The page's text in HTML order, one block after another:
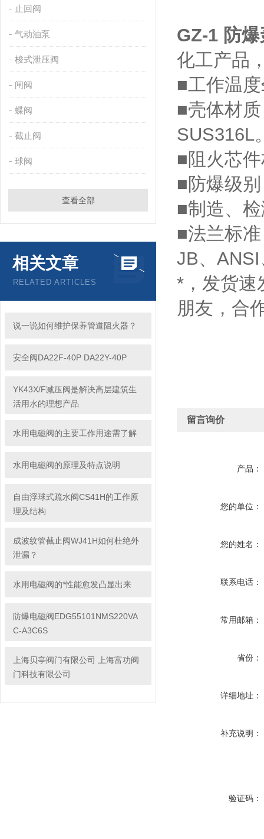
止回阀
气动油泵
梭式泄压阀
闸阀
蝶阀
截止阀
球阀
查看全部
相关文章
RELATED ARTICLES
说一说如何维护保养管道阻火器？
安全阀DA22F-40P DA22Y-40P
YK43X/F减压阀是解决高层建筑生
活用水的理想产品
水用电磁阀的主要工作用途需了解
水用电磁阀的原理及特点说明
自由浮球式疏水阀CS41H的工作原
理及结构
成波纹管截止阀WJ41H如何杜绝外
泄漏？
水用电磁阀的*性能愈发凸显出来
防爆电磁阀EDG55101NMS220VA
C-A3C6S
上海贝亭阀门有限公司 上海富功阀
门科技有限公司
GZ-1 防
化工产品
■工作温
■壳体材
SUS316L
■阻火芯
■防爆级
■制造、
■法兰标
JB、
*，发货速
朋友，合
留言询价
产品：
您的单位：
您的姓名：
联系电话：
常用邮箱：
省份：
详细地址：
补充说明：
验证码：